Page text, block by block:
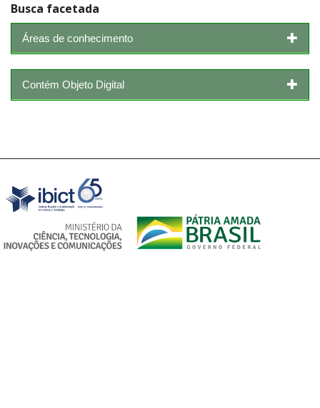
Busca facetada
Áreas de conhecimento
Contém Objeto Digital